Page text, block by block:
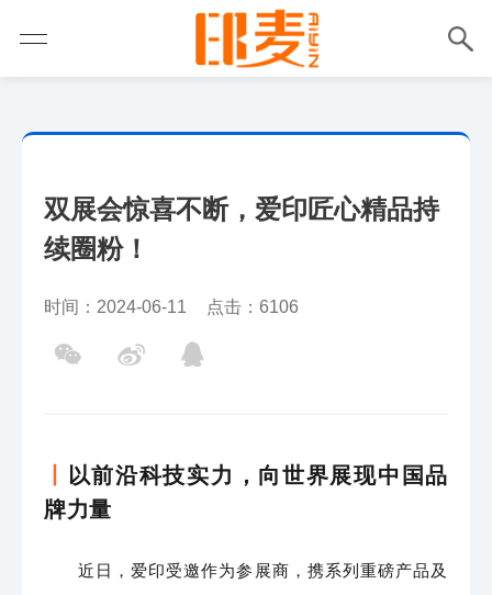
双展会惊喜不断，爱印匠心精品持
续圈粉！
时间：2024-06-11 点击：6106
以前沿科技实力，向世界展现中国品
牌力量
近日，爱印受邀作为参展商，携系列重磅产品及